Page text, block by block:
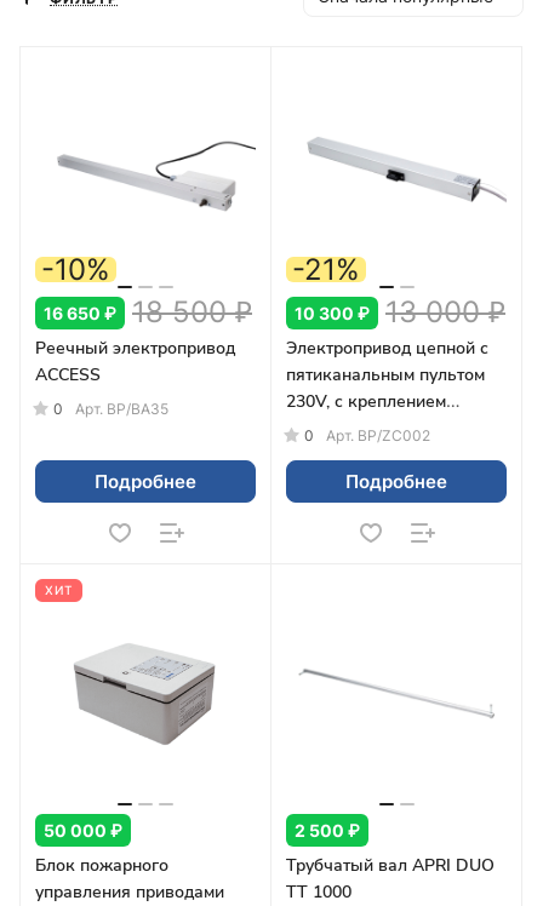
-10%
16 650 ₽ 18 500 ₽
Реечный электропривод
ACCESS
0 Арт. BP/BA35
Подробнее
-21%
10 300 ₽ 13 000 ₽
Электропривод цепной с
пятиканальным пультом
230V, с креплением
наружу
0 Арт. BP/ZC002
Подробнее
ХИТ
50 000 ₽
Блок пожарного
управления приводами
2 500 ₽
Трубчатый вал APRI DUO
TT 1000